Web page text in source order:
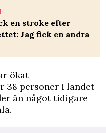
en stroke efter
Jag fick en andra
ökat
38 personer i landet
än något tidigare